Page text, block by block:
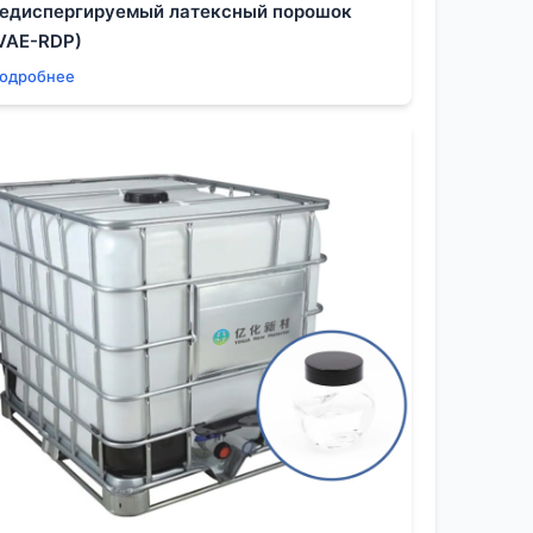
должны активно участвовать в
требования к
в голове? к концу недели. Стандартный
раз в неделю проводится регенерация
так как проводится под тягой.
из шкафа создала разрежение, и часть
к хронической
интоксикации
карт. Без тесного контакта с
не дорогостоящая аналитика крови, а
часы.
классика, про которую все всё знают. Но
то привычному, работают без средств
латексный порошок
RDP)